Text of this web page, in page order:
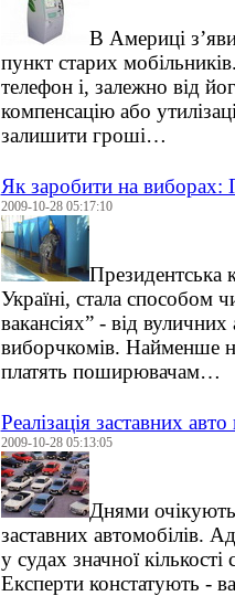
В Америці
пункт старих
телефон і, залежно від
компенсацію або
залишити гроші…
Як заробити на виборах:
2009-10-28 05:17:10
Президентська
Україні, стала способом
вакансіях” - від вуличних
виборчкомів. Найменше
платять поширювачам…
Реалізація заставних
2009-10-28 05:13:05
Днями
заставних автомобілів.
у судах значної
Експерти констатують -